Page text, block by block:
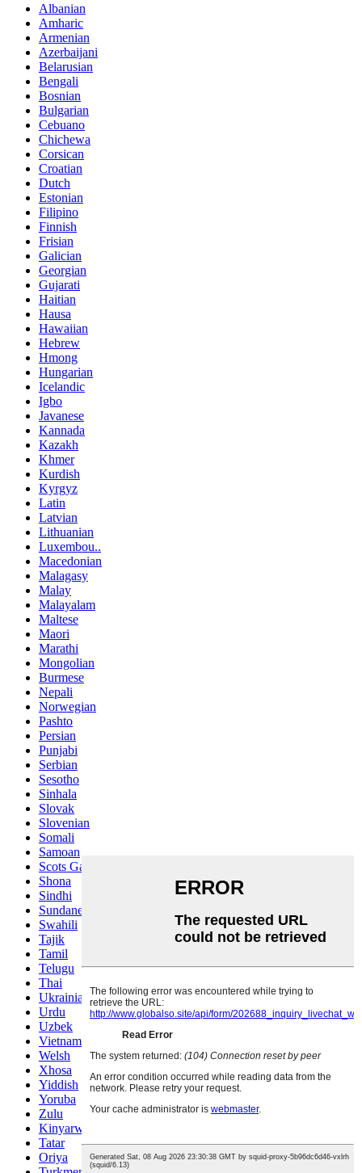
Albanian
Amharic
Armenian
Azerbaijani
Belarusian
Bengali
Bosnian
Bulgarian
Cebuano
Chichewa
Corsican
Croatian
Dutch
Estonian
Filipino
Finnish
Frisian
Galician
Georgian
Gujarati
Haitian
Hausa
Hawaiian
Hebrew
Hmong
Hungarian
Icelandic
Igbo
Javanese
Kannada
Kazakh
Khmer
Kurdish
Kyrgyz
Latin
Latvian
Lithuanian
Luxembou..
Macedonian
Malagasy
Malay
Malayalam
Maltese
Maori
Marathi
Mongolian
Burmese
Nepali
Norwegian
Pashto
Persian
Punjabi
Serbian
Sesotho
Sinhala
Slovak
Slovenian
Somali
Samoan
Scots Gaelic
Shona
Sindhi
Sundanese
Swahili
Tajik
Tamil
Telugu
Thai
Ukrainian
Urdu
Uzbek
Vietnamese
Welsh
Xhosa
Yiddish
Yoruba
Zulu
Kinyarwanda
Tatar
Oriya